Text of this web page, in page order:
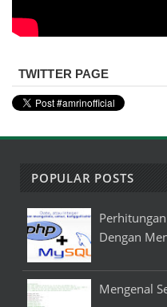
TWITTER PAGE
POPULAR POSTS
Dengan
Mengenal